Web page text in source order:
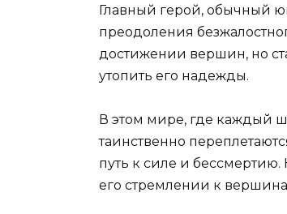
Главный герой, обычный
преодоления
достижении вершин, но
утопить его надежды.
В этом мире, где каждый
таинственно
путь к силе и
его стремлении к